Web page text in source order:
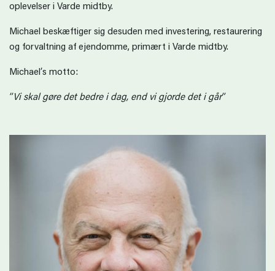
oplevelser i Varde midtby.
Michael beskæftiger sig desuden med investering, restaurering
og forvaltning af ejendomme, primært i Varde midtby.
Michael’s motto:
”Vi skal gøre det bedre i dag, end vi gjorde det i går”